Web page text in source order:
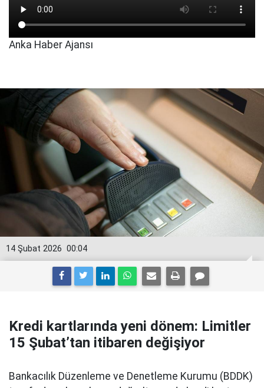
Anka Haber Ajansı
00:04
14 Şubat 2026
Kredi kartlarında yeni dönem: Limitler
15 Şubat’tan itibaren değişiyor
Bankacılık Düzenleme ve Denetleme Kurumu (BDDK)